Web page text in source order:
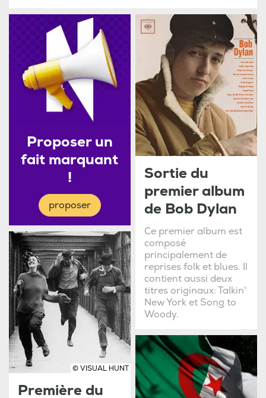
Proposer un
fait marquant
!
proposer
Sortie du
premier album
de Bob Dylan
Ce premier album est
composé
principalement de
reprises folk et blues. Il
contient aussi deux
titres originaux: Talkin'
New York et Song to
Woody.
© VISUAL HUNT
Première du